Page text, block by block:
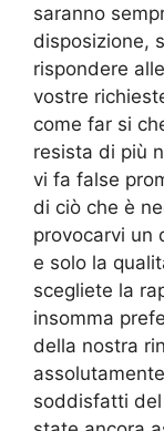
saranno
disposizione,
rispondere
vostre
come far si
resista di più
vi fa false
di ciò che è
provocarvi un
e solo la
scegliete la
insomma
della nostra
soddisfatti